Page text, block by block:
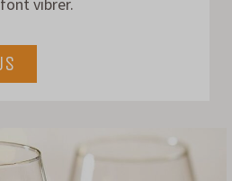
vibrer.